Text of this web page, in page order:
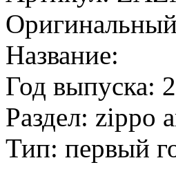
Название:
Год выпуска:
Раздел: zippo
Тип: первый